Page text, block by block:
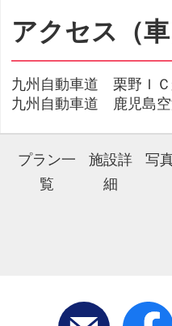
アクセス（車
九州自動車道 栗野ＩＣ
九州自動車道 鹿児島空
プラン一
覧
施設詳
細
写